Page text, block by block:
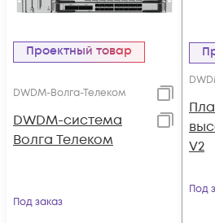
Проектный товар
DWDM-Волга-Телеком
DWDM-система
Волга Телеком
Под заказ
V2
Под